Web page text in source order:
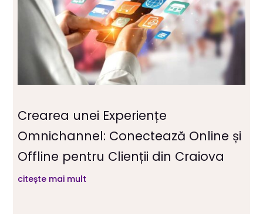
Crearea unei Experiențe
Omnichannel: Conectează Online și
Offline pentru Clienții din Craiova
citește mai mult